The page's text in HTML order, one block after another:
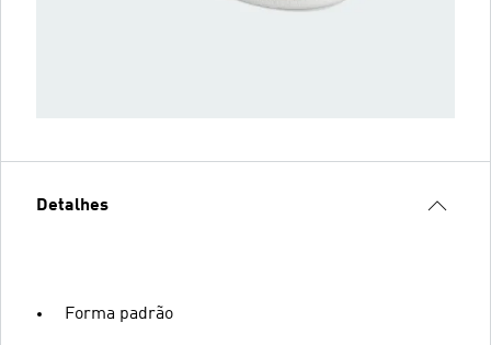
Detalhes
Forma padrão